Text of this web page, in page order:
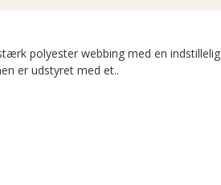
polyester webbing med en indstillelig
er udstyret med et..